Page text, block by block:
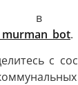
в
.
с